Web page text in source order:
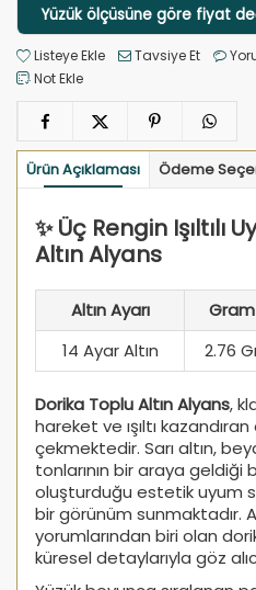
Yüzük ölçüsüne göre fiyat
Listeye Ekle Tavsiye Et
Not Ekle
Ürün Açıklaması Ödeme
✨ Üç Rengin Işıltılı
Altın Alyans
Altın Ayarı Gram
14 Ayar Altın
2.76
Dorika Toplu Altın Alyans,
hareket ve ışıltı
çekmektedir. Sarı altın,
tonlarının bir araya geldiği
oluşturduğu estetik uyum
bir görünüm sunmaktadır.
yorumlarından biri olan
küresel detaylarıyla göz